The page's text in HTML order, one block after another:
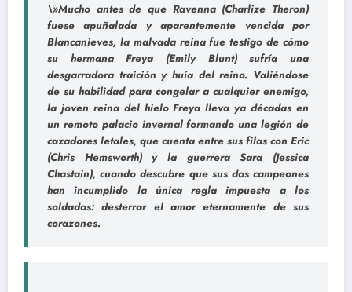
\»Mucho antes de que Ravenna (Charlize Theron)
fuese apuñalada y aparentemente vencida por
Blancanieves, la malvada reina fue testigo de cómo
su hermana Freya (Emily Blunt) sufría una
desgarradora traición y huía del reino. Valiéndose
de su habilidad para congelar a cualquier enemigo,
la joven reina del hielo Freya lleva ya décadas en
un remoto palacio invernal formando una legión de
cazadores letales, que cuenta entre sus filas con Eric
(Chris Hemsworth) y la guerrera Sara (Jessica
Chastain), cuando descubre que sus dos campeones
han incumplido la única regla impuesta a los
soldados: desterrar el amor eternamente de sus
corazones.